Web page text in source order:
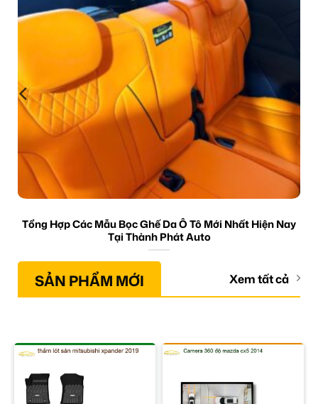
Tổng Hợp Các Mẫu Bọc Ghế Da Ô Tô Mới Nhất Hiện Nay
Tại Thành Phát Auto
SẢN PHẨM MỚI Xem tất cả